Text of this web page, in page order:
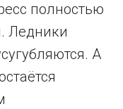
полностью
Ледники
А